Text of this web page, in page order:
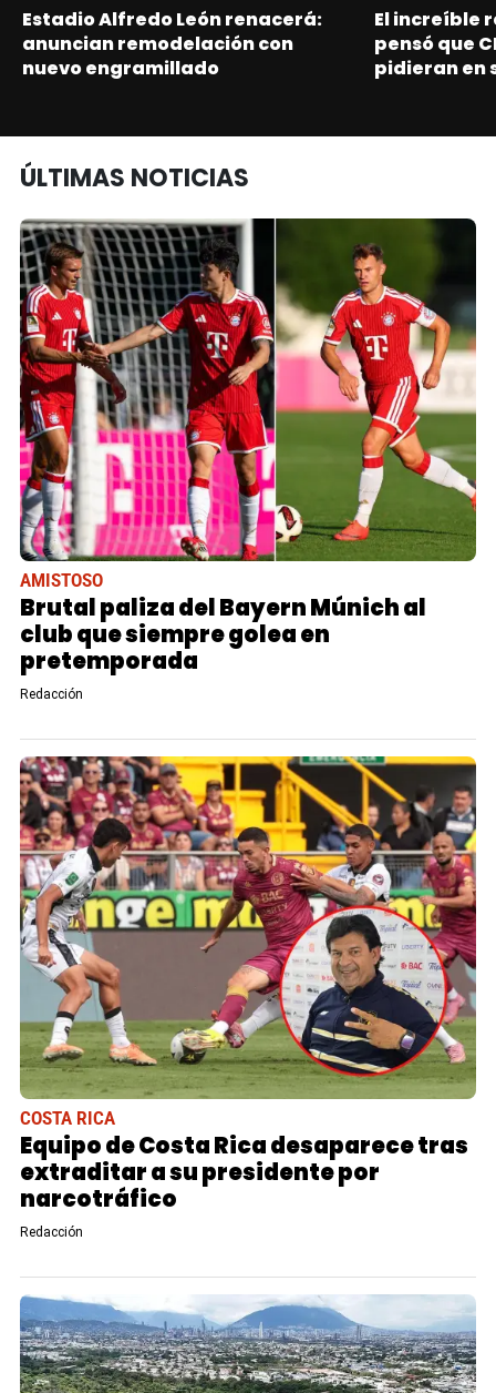
Estadio Alfredo León renacerá:
anuncian remodelación con
nuevo engramillado
El increíble
pensó que
pidieran en
ÚLTIMAS NOTICIAS
AMISTOSO
Brutal paliza del Bayern Múnich al
club que siempre golea en
pretemporada
Redacción
COSTA RICA
Equipo de Costa Rica desaparece tras
extraditar a su presidente por
narcotráfico
Redacción